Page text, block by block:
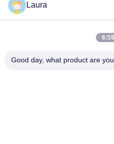
CE6863E-48S6CQ Huawei
* 100G QSFP28, 2 * Cung cấp
cổng
Công tắc CE6881-48S6CQ
Laura
Good day, what product are